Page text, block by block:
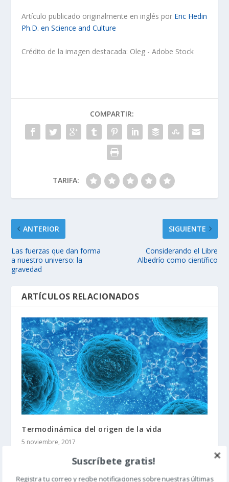
Artículo publicado originalmente en inglés por Eric Hedin
Ph.D. en Science and Culture
Crédito de la imagen destacada: Oleg - Adobe Stock
COMPARTIR:
TARIFA:
ANTERIOR
Las fuerzas que dan forma
a nuestro universo: la
gravedad
SIGUIENTE
Considerando el Libre
Albedrío como científico
ARTÍCULOS RELACIONADOS
Termodinámica del origen de la vida
5 noviembre, 2017
Suscríbete gratis!
Registra tu correo y recibe notificaciones sobre nuestras últimas